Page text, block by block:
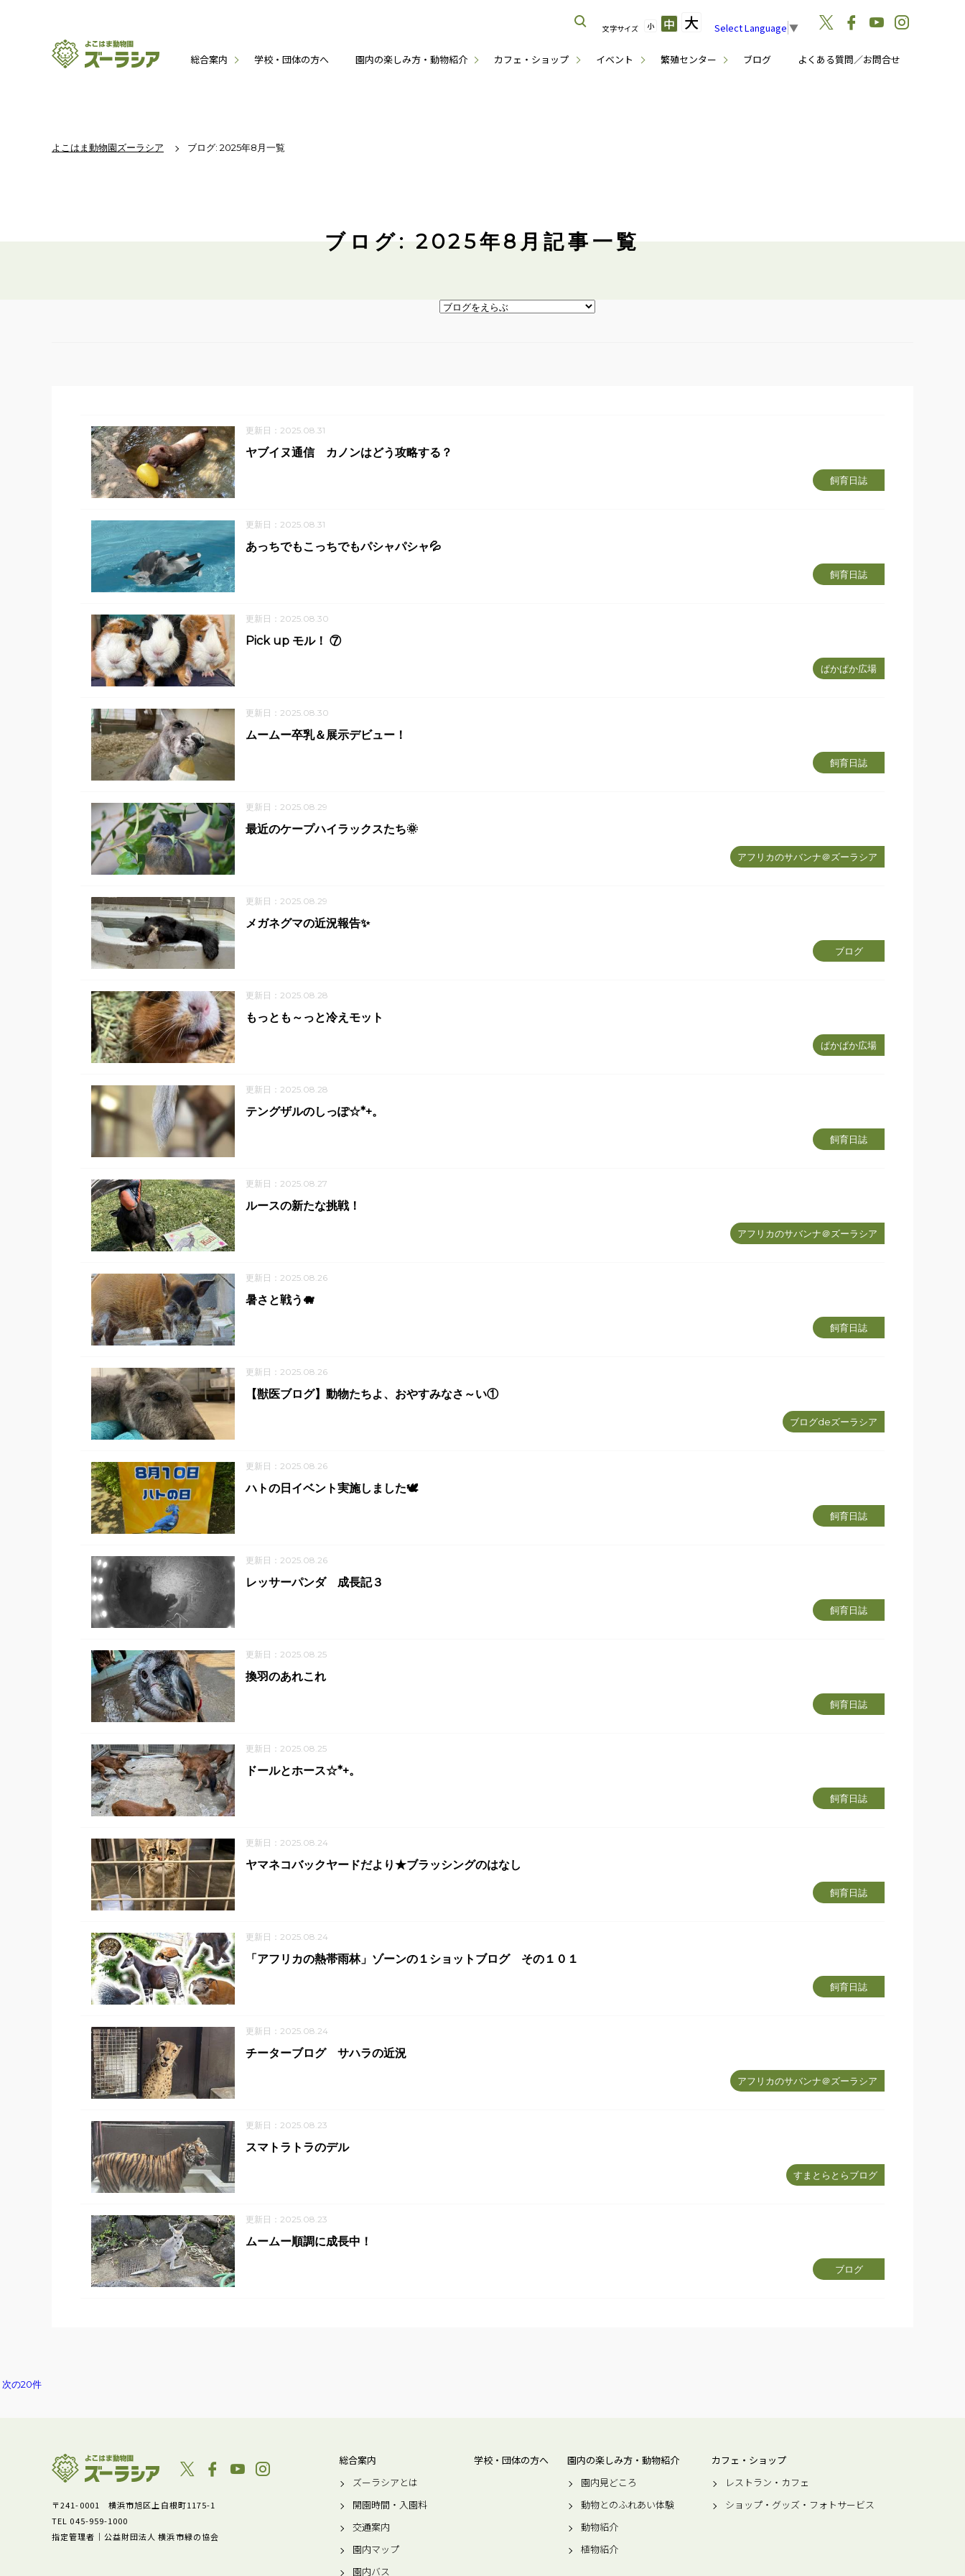
総合案内 学校・団体の方へ 園内の楽しみ方・動物紹介 カフェ・ショップ イベント 繁殖センター ブログ よくある質問／お問合せ
文字サイズ 小 中 大 Select Language ▼
よこはま動物園ズーラシア ブログ: 2025年8月一覧
ブログ: 2025年8月記事一覧
更新日：2025.08.31
飼育日誌
ヤブイヌ通信 カノンはどう攻略する？
更新日：2025.08.31
飼育日誌
あっちでもこっちでもパシャパシャ💦
更新日：2025.08.30
ぱかぱか広場
Pick up モル！ ⑦
更新日：2025.08.30
飼育日誌
ムームー卒乳＆展示デビュー！
更新日：2025.08.29
アフリカのサバンナ＠ズーラシア
最近のケープハイラックスたち🌞
更新日：2025.08.29
ブログ
メガネグマの近況報告✨
更新日：2025.08.28
ぱかぱか広場
もっとも～っと冷えモット
更新日：2025.08.28
飼育日誌
テングザルのしっぽ☆*+。
更新日：2025.08.27
アフリカのサバンナ＠ズーラシア
ルースの新たな挑戦！
更新日：2025.08.26
飼育日誌
暑さと戦う🐗
更新日：2025.08.26
ブログdeズーラシア
【獣医ブログ】動物たちよ、おやすみなさ～い①
更新日：2025.08.26
飼育日誌
ハトの日イベント実施しました🕊
更新日：2025.08.26
飼育日誌
レッサーパンダ 成長記３
更新日：2025.08.25
飼育日誌
換羽のあれこれ
更新日：2025.08.25
飼育日誌
ドールとホース☆*+。
更新日：2025.08.24
飼育日誌
ヤマネコバックヤードだより★ブラッシングのはなし
更新日：2025.08.24
飼育日誌
「アフリカの熱帯雨林」ゾーンの１ショットブログ その１０１
更新日：2025.08.24
アフリカのサバンナ＠ズーラシア
チーターブログ サハラの近況
更新日：2025.08.23
すまとらとらブログ
スマトラトラのデル
更新日：2025.08.23
ブログ
ムームー順調に成長中！
次の20件
〒241-0001 横浜市旭区上白根町1175-1
TEL 045-959-1000
指定管理者｜公益財団法人 横浜市緑の協会
総合案内
ズーラシアとは
開園時間・入園料
交通案内
園内マップ
園内バス
学校・団体の方へ
園内の楽しみ方・動物紹介
園内見どころ
動物とのふれあい体験
動物紹介
植物紹介
カフェ・ショップ
レストラン・カフェ
ショップ・グッズ・フォトサービス